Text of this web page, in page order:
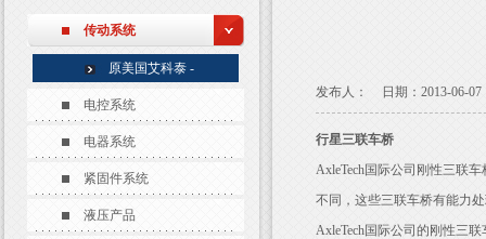
传动系统
原美国艾科泰 -
AxleTech
电控系统
电器系统
紧固件系统
液压产品
发布人： 日期：2013-06-07
行星三联车桥
AxleTech国际公司刚性三联
不同，这些三联车桥有能力处
AxleTech国际公司的刚性三